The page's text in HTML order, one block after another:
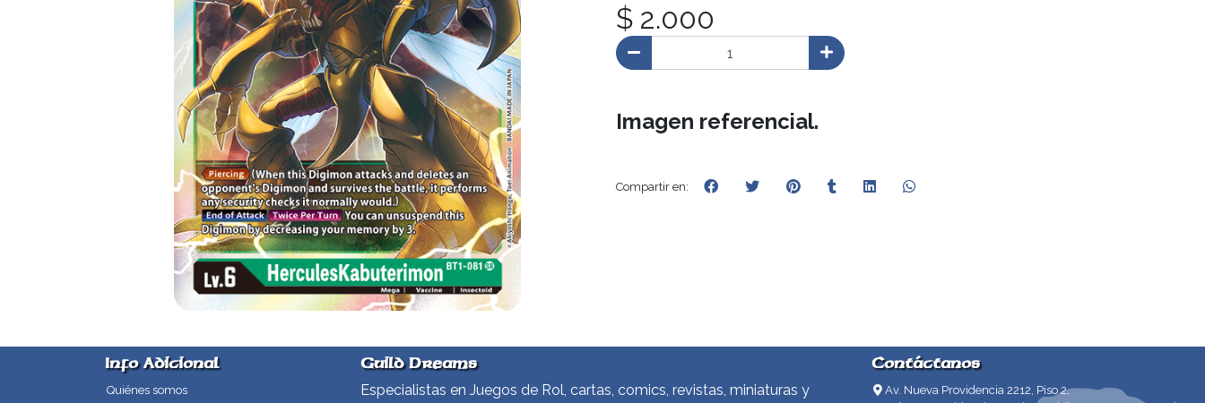
$ 2.000
Imagen referencial.
Compartir en:
Info Adicional
Quiénes somos
Guild Dreams
Especialistas en Juegos de Rol, cartas, comics, revistas, miniaturas y
Contáctanos
Av. Nueva Providencia 2212, Piso 2,